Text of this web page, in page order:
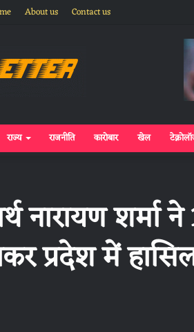
About us Contact us
राज्य राजनीति कारोबार खेल
नारायण शर्मा ने
प्रदेश में